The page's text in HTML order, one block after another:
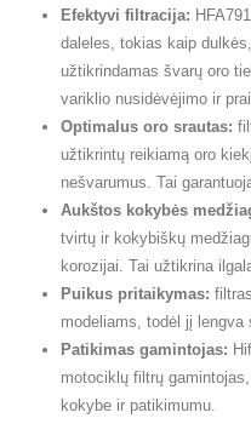
Efektyvi filtracija:
daleles, tokias kaip
užtikrindamas švarų oro
variklio nusidėvėjimo ir
Optimalus oro srautas:
užtikrintų reikiamą oro
nešvarumus. Tai
Aukštos kokybės
tvirtų ir kokybiškų
korozijai. Tai užtikrina
Puikus pritaikymas:
modeliams, todėl jį lengva
Patikimas gamintojas:
motociklų filtrų
kokybe ir patikimumu.